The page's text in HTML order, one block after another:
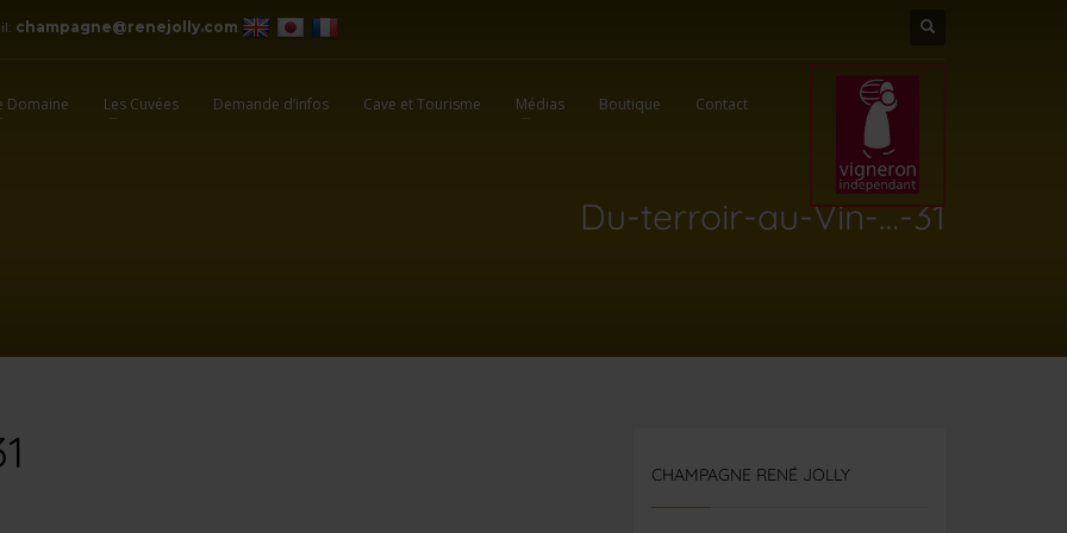
champagne@renejolly.com
Domaine Les Cuvées Demande d’infos Cave et Tourisme Médias Boutique Contact
Du-terroir-au-Vin-…-31
CHAMPAGNE RENÉ JOLLY